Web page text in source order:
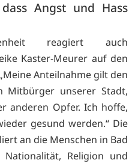
Angst und Hass
reagiert auch
Kaster-Meurer auf den
Anteilnahme gilt den
Mitbürger unserer Stadt,
anderen Opfer. Ich hoffe,
gesund werden.“ Die
an die Menschen in Bad
Religion und